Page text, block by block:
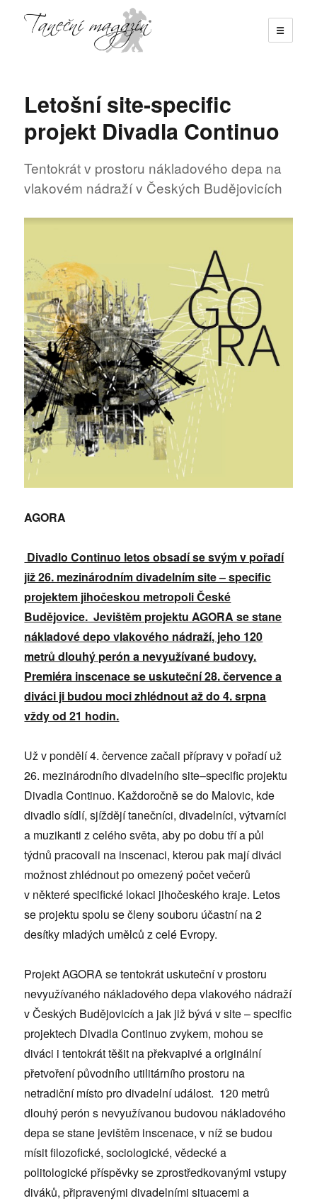
☰
Letošní site-specific
projekt Divadla Continuo
Tentokrát v prostoru nákladového depa na
vlakovém nádraží v Českých Budějovicích
AGORA
Divadlo Continuo letos obsadí se svým v pořadí
již 26. mezinárodním divadelním site – specific
projektem jihočeskou metropoli České
Budějovice. Jevištěm projektu AGORA se stane
nákladové depo vlakového nádraží, jeho 120
metrů dlouhý perón a nevyužívané budovy.
Premiéra inscenace se uskuteční 28. července a
diváci ji budou moci zhlédnout až do 4. srpna
vždy od 21 hodin.
Už v pondělí 4. července začali přípravy v pořadí už
26. mezinárodního divadelního site–specific projektu
Divadla Continuo. Každoročně se do Malovic, kde
divadlo sídlí, sjíždějí tanečníci, divadelníci, výtvarníci
a muzikanti z celého světa, aby po dobu tří a půl
týdnů pracovali na inscenaci, kterou pak mají diváci
možnost zhlédnout po omezený počet večerů
v některé specifické lokaci jihočeského kraje. Letos
se projektu spolu se členy souboru účastní na 2
desítky mladých umělců z celé Evropy.
Projekt AGORA se tentokrát uskuteční v prostoru
nevyužívaného nákladového depa vlakového nádraží
v Českých Budějovicích a jak již bývá v site – specific
projektech Divadla Continuo zvykem, mohou se
diváci i tentokrát těšit na překvapivé a originální
přetvoření původního utilitárního prostoru na
netradiční místo pro divadelní událost. 120 metrů
dlouhý perón s nevyužívanou budovou nákladového
depa se stane jevištěm inscenace, v níž se budou
mísit filozofické, sociologické, vědecké a
politologické příspěvky se zprostředkovanými vstupy
diváků, připravenými divadelními situacemi a